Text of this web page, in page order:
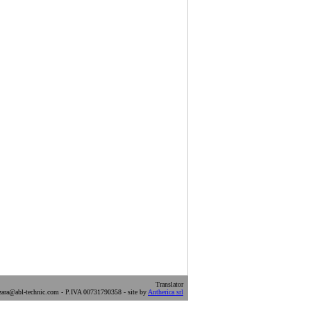
Translator
technic.com - P.IVA 00731790358 - site by Antherica srl